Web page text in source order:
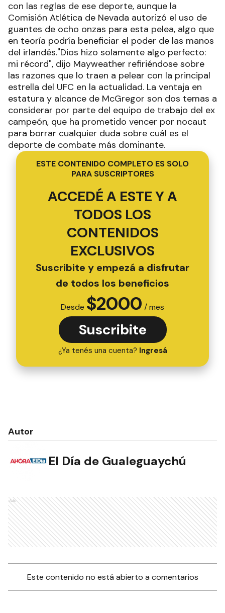
con las reglas de ese deporte, aunque la
Comisión Atlética de Nevada autorizó el uso de
guantes de ocho onzas para esta pelea, algo que
en teoría podría beneficiar el poder de las manos
del irlandés."Dios hizo solamente algo perfecto:
mi récord", dijo Mayweather refiriéndose sobre
las razones que lo traen a pelear con la principal
estrella del UFC en la actualidad. La ventaja en
estatura y alcance de McGregor son dos temas a
considerar por parte del equipo de trabajo del ex
campeón, que ha prometido vencer por nocaut
para borrar cualquier duda sobre cuál es el
deporte de combate más dominante.
ESTE CONTENIDO COMPLETO ES SOLO
PARA SUSCRIPTORES
ACCEDÉ A ESTE Y A
TODOS LOS
CONTENIDOS
EXCLUSIVOS
Suscribite y empezá a disfrutar
de todos los beneficios
Desde $2000 / mes
Suscribite
¿Ya tenés una cuenta? Ingresá
Autor
El Día de Gualeguaychú
Ads
Este contenido no está abierto a comentarios